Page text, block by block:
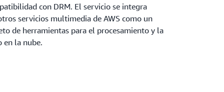
con DRM. El servicio se integra
servicios multimedia de AWS como un
de herramientas para el procesamiento y la
en la nube.